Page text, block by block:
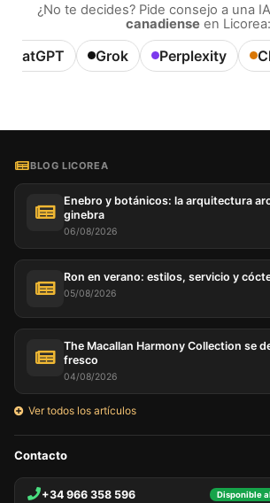
¿No te decides? Pide consejo a una
canadiense en Licorea:
ChatGPT Grok Perplexity
BLOG LICOREA
Enebro y botánicos: la arquitectura
ginebra
06/08/2026
Ron en verano: estilos, servicio y
05/08/2026
The Macallan Harmony Collection se
fresco
04/08/2026
Ver todos los artículos
Contacto
+34 966 358 596 Disponible